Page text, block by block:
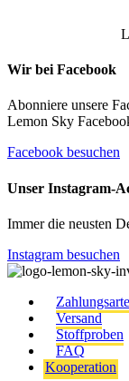
Wir bei Facebook
Abonniere unsere
Lemon Sky
Facebook besuchen
Unser Instagram-
Immer die neusten
Instagram besuchen
Versand
Stoffproben
FAQ
Kooperation